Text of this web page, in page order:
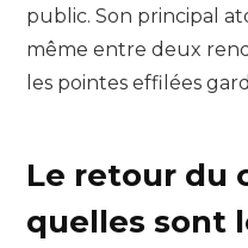
public. Son principal
même entre deux
les pointes effilées
Le retour du
quelles sont